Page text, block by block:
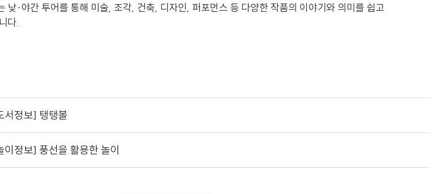
낮·야간 투어를 통해 미술, 조각, 건축, 디자인, 퍼포먼스 등 다양한 작품의 이야기와 의미를 쉽고
다.
서정보] 탱탱볼
이정보] 풍선을 활용한 놀이